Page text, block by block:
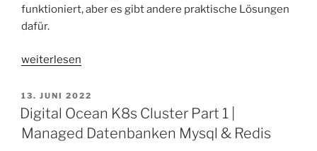
funktioniert, aber es gibt andere praktische Lösungen
dafür.
„Ubuntu
|
Gesichtserkennung
mit
Howdy“
weiterlesen
VERÖFFENTLICHT
AM
13. JUNI 2022
Digital Ocean K8s Cluster Part 1 |
Managed Datenbanken Mysql & Redis